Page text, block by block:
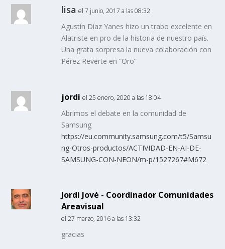
lisa el 7 junio, 2017 a las 08:32
Agustín Díaz Yanes hizo un trabo excelente en
Alatriste en pro de la historia de nuestro país.
Una grata sorpresa la nueva colaboración con
Pérez Reverte en “Oro”
jordi el 25 enero, 2020 a las 18:04
Abrimos el debate en la comunidad de
Samsung
https://eu.community.samsung.com/t5/Samsu
ng-Otros-productos/ACTIVIDAD-EN-AI-DE-
SAMSUNG-CON-NEON/m-p/1527267#M672
Jordi Jové - Coordinador Comunidades
Areavisual
el 27 marzo, 2016 a las 13:32
gracias